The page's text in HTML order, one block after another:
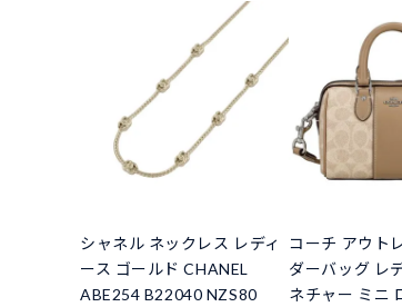
シャネル ネックレス レディ
ース ゴールド CHANEL
ABE254 B22040 NZS80
コーチ アウト
ダーバッグ レ
ネチャー ミニ